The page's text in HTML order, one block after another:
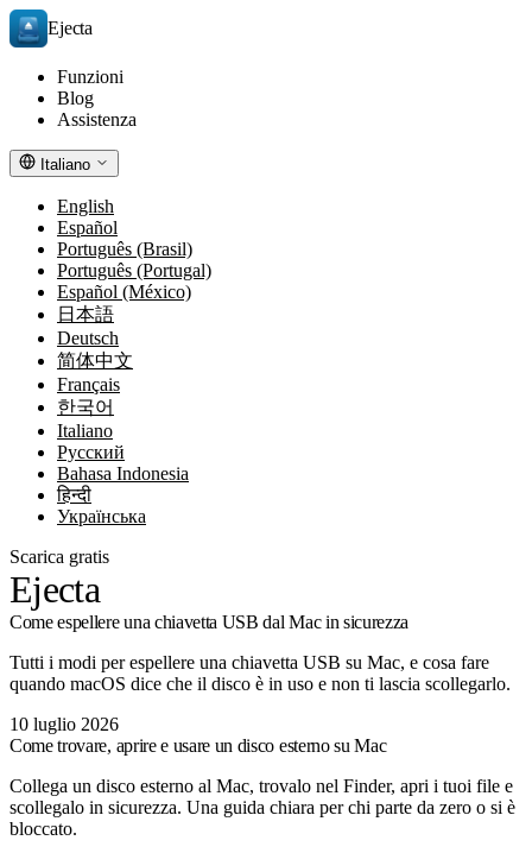
Ejecta
Funzioni
Blog
Assistenza
Italiano
English
Español
Português (Brasil)
Português (Portugal)
Español (México)
日本語
Deutsch
简体中文
Français
한국어
Italiano
Русский
Bahasa Indonesia
हिन्दी
Українська
Scarica gratis
Ejecta
Come espellere una chiavetta USB dal Mac in sicurezza
Tutti i modi per espellere una chiavetta USB su Mac, e cosa fare
quando macOS dice che il disco è in uso e non ti lascia scollegarlo.
10 luglio 2026
Come trovare, aprire e usare un disco esterno su Mac
Collega un disco esterno al Mac, trovalo nel Finder, apri i tuoi file e
scollegalo in sicurezza. Una guida chiara per chi parte da zero o si è
bloccato.